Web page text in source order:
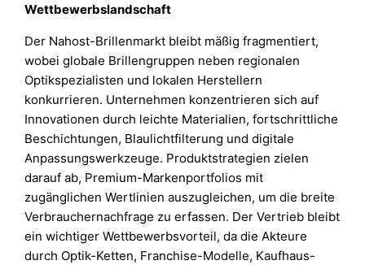
Wettbewerbslandschaft
Der Nahost-Brillenmarkt bleibt mäßig fragmentiert,
wobei globale Brillengruppen neben regionalen
Optikspezialisten und lokalen Herstellern
konkurrieren. Unternehmen konzentrieren sich auf
Innovationen durch leichte Materialien, fortschrittliche
Beschichtungen, Blaulichtfilterung und digitale
Anpassungswerkzeuge. Produktstrategien zielen
darauf ab, Premium-Markenportfolios mit
zugänglichen Wertlinien auszugleichen, um die breite
Verbrauchernachfrage zu erfassen. Der Vertrieb bleibt
ein wichtiger Wettbewerbsvorteil, da die Akteure
durch Optik-Ketten, Franchise-Modelle, Kaufhaus-